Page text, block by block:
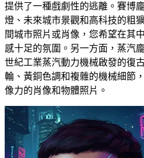
提供了一種戲劇性的逃離。賽博
燈、未來城市景觀和高科技的粗
間城市照片或肖像，您希望在其
感十足的氛圍。另一方面，蒸汽
世紀工業蒸汽動力機械啟發的復
輪、黃銅色調和複雜的機械細節
像力的肖像和物體照片。